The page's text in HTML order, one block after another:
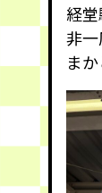
経
非
ま